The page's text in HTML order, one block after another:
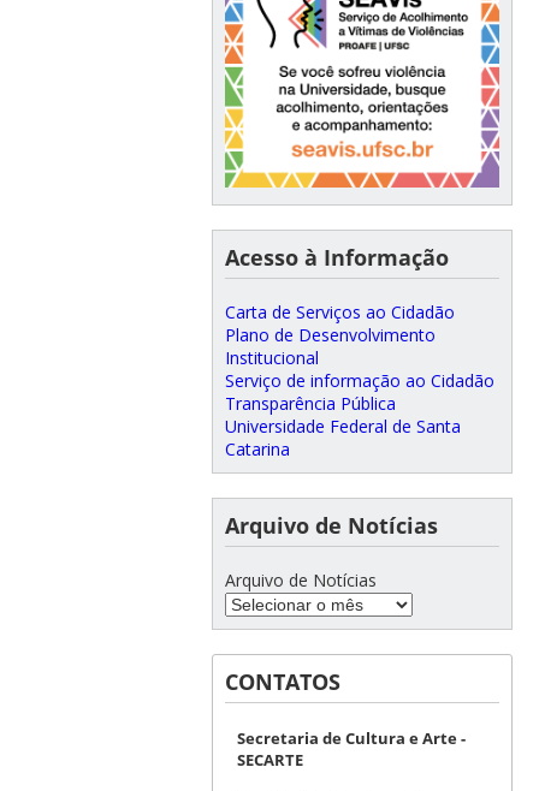
Acesso à Informação
Carta de Serviços ao Cidadão
Plano de Desenvolvimento
Institucional
Serviço de informação ao Cidadão
Transparência Pública
Universidade Federal de Santa
Catarina
Arquivo de Notícias
Arquivo de Notícias
CONTATOS
Secretaria de Cultura e Arte -
SECARTE